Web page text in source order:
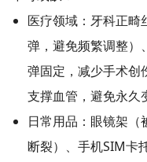
医疗领域：牙科正畸
弹，避免频繁调整）
弹固定，减少手术创
支撑血管，避免永久
日常用品：眼镜架（
断裂）、手机SIM卡